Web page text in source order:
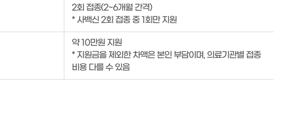
2회 접종(2~6개월 간격)
* 사백신 2회 접종 중 1회만 지원
약 10만원 지원
* 지원금을 제외한 차액은 본인 부담이며, 의료기관별 접종
비용 다를 수 있음